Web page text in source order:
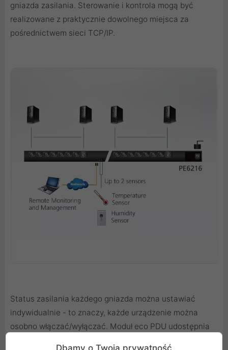
gniazda zasilania. Sterowanie i kontrola mogą być
realizowane z praktycznie dowolnego miejsca za
pośrednictwem sieci TCP/IP.
Status zasilania każdego gniazda można ustawiać
indywidualnie - to znaczy, każde urządzenie można
osobno włączać/wyłączać. Moduł eco PDU udostępnia